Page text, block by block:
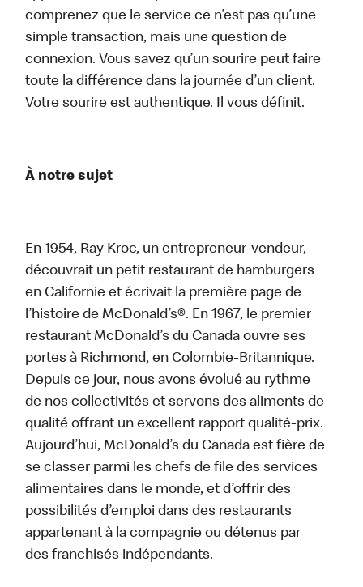
comprenez que le service ce n’est pas qu’une
simple transaction, mais une question de
connexion. Vous savez qu’un sourire peut faire
toute la différence dans la journée d’un client.
Votre sourire est authentique. Il vous définit.
À notre sujet
En 1954, Ray Kroc, un entrepreneur-vendeur,
découvrait un petit restaurant de hamburgers
en Californie et écrivait la première page de
l’histoire de McDonald’s®. En 1967, le premier
restaurant McDonald’s du Canada ouvre ses
portes à Richmond, en Colombie-Britannique.
Depuis ce jour, nous avons évolué au rythme
de nos collectivités et servons des aliments de
qualité offrant un excellent rapport qualité-prix.
Aujourd’hui, McDonald’s du Canada est fière de
se classer parmi les chefs de file des services
alimentaires dans le monde, et d’offrir des
possibilités d’emploi dans des restaurants
appartenant à la compagnie ou détenus par
des franchisés indépendants.